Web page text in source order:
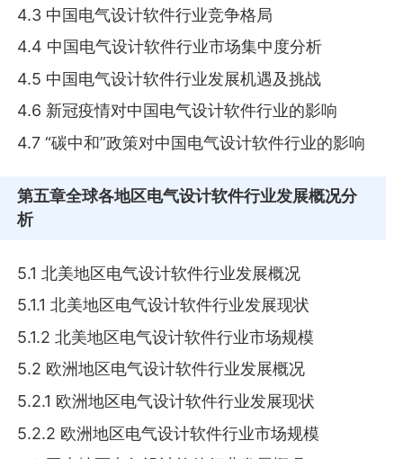
4.3 中国电气设计软件行业竞争格局
4.4 中国电气设计软件行业市场集中度分析
4.5 中国电气设计软件行业发展机遇及挑战
4.6 新冠疫情对中国电气设计软件行业的影响
4.7 “碳中和”政策对中国电气设计软件行业的影响
第五章全球各地区电气设计软件行业发展概况分
析
5.1 北美地区电气设计软件行业发展概况
5.1.1 北美地区电气设计软件行业发展现状
5.1.2 北美地区电气设计软件行业市场规模
5.2 欧洲地区电气设计软件行业发展概况
5.2.1 欧洲地区电气设计软件行业发展现状
5.2.2 欧洲地区电气设计软件行业市场规模